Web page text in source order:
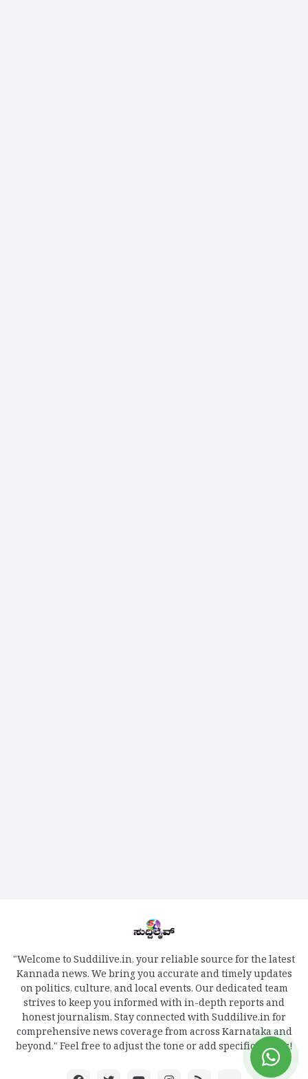
"Welcome to Suddilive.in, your reliable source for the latest
Kannada news. We bring you accurate and timely updates
on politics, culture, and local events. Our dedicated team
strives to keep you informed with in-depth reports and
honest journalism. Stay connected with Suddilive.in for
comprehensive news coverage from across Karnataka and
beyond." Feel free to adjust the tone or add specific details!